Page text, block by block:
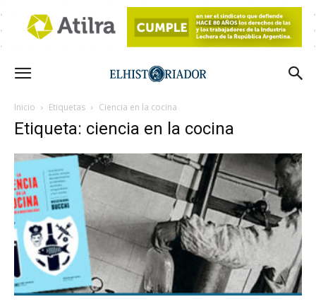
Inicio Etiquetas Ciencia en la cocina
Etiqueta: ciencia en la cocina